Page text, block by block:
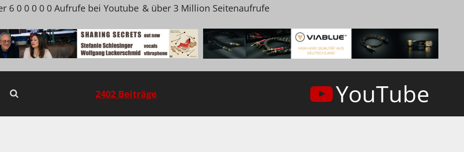
6 0 0 0 0 0 Aufrufe bei Youtube & über 3 Million Seitenaufrufe
2402 Beiträge YouTube